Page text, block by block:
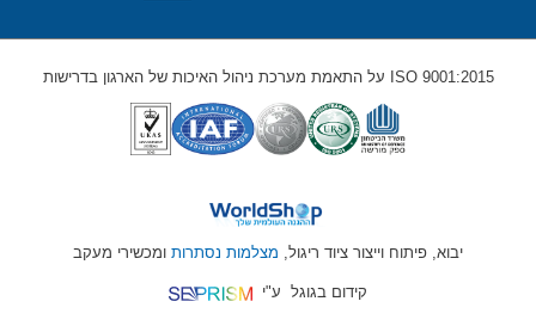
ISO 9001:2015 על התאמת מערכת ניהול האיכות של הארגון בדרישות
יבוא, פיתוח וייצור ציוד ריגול, מצלמות נסתרות ומכשירי מעקב
קידום בגוגל ע"י